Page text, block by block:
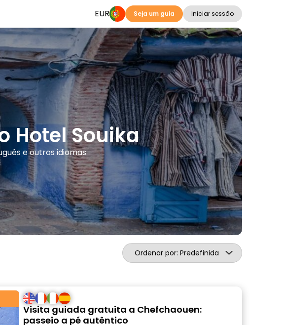
EUR Seja um guia Iniciar sessão
Hotel Souika
e outros idiomas
Ordenar por: Predefinida
Visita guiada gratuita a Chefchaouen:
passeio a pé autêntico